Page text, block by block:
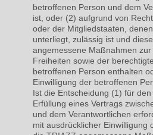
betroffenen Person und dem
ist, oder (2) aufgrund von
oder der Mitgliedstaaten,
unterliegt, zulässig ist und
angemessene Maßnahmen
Freiheiten sowie der
betroffenen Person enthalten
Einwilligung der betroffenen
Ist die Entscheidung (1) für
Erfüllung eines Vertrags
und dem Verantwortlichen
mit ausdrücklicher Einwilligung